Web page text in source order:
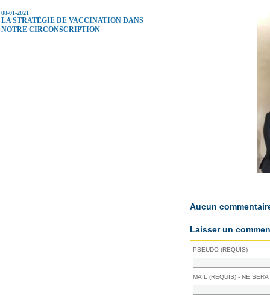
08-01-2021
LA STRATÉGIE DE VACCINATION DANS
NOTRE CIRCONSCRIPTION
Aucun
Laisser un
PSEUDO (REQUIS)
MAIL (REQUIS) - NE